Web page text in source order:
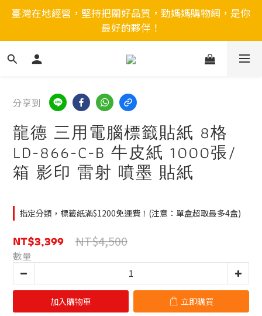
臺灣在地經營，堅持把關好品質，勁媽媽購物網，是你
最好的夥伴！
分享到
龍德 三用電腦標籤貼紙 8格
LD-866-C-B 牛皮紙 1000張/
箱 影印 雷射 噴墨 貼紙
指定分類，標籤紙滿$1200免運費！(注意：單盒超取最多4盒)
NT$3,399 NT$4,500
數量
加入購物車 立即購買